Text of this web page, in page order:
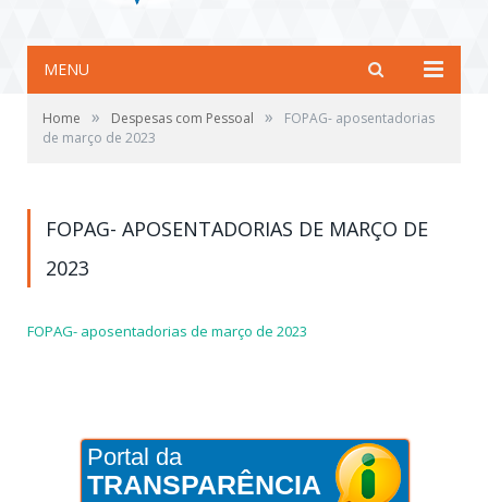
MENU
Home » Despesas com Pessoal »
FOPAG- aposentadorias
de março de 2023
FOPAG- APOSENTADORIAS DE MARÇO DE
2023
FOPAG- aposentadorias de março de 2023
Portal da
TRANSPARÊNCIA